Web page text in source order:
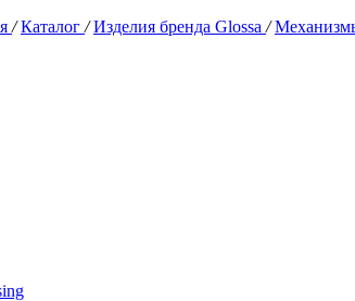
/ Каталог / Изделия бренда Glossa /